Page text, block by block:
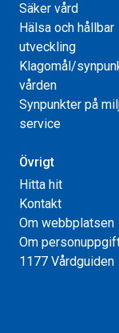
Säker vård
Hälsa och hållbar
utveckling
Klagomål/
vården
Synpunkter på
service
Övrigt
Hitta hit
Kontakt
Om webbplatsen
Om
1177 Vårdguiden